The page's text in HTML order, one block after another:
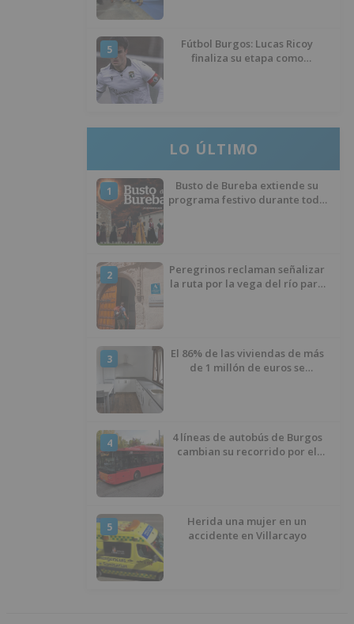
5
Fútbol Burgos: Lucas Ricoy
finaliza su etapa como
LO ÚLTIMO
1
Busto de Bureba extiende su
programa festivo durante todo
2
Peregrinos reclaman señalizar
la ruta por la vega del río para
3
El 86% de las viviendas de más
de 1 millón de euros se
4
4 líneas de autobús de Burgos
cambian su recorrido por el
5
Herida una mujer en un
accidente en Villarcayo